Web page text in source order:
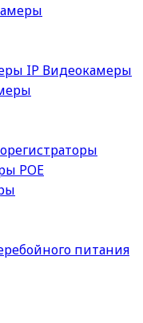
IP Видеокамеры
POE
питания